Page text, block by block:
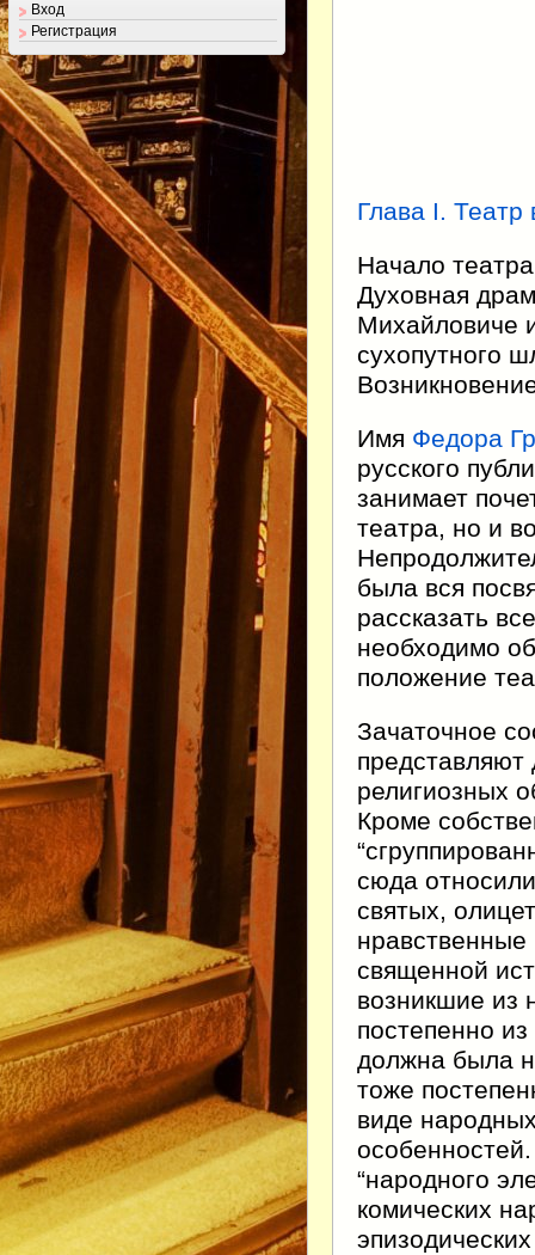
Глава I. Театр
Начало
Духовная
Михайловиче
сухопутного
Имя Федора
русского
занимает
театра, но и
была вся
рассказать
необходимо
положение
Зачаточное
религиозных
Кроме
сюда
святых,
священной
возникшие из
постепенно
должна была
тоже
виде
“народного
комических
Вход
Регистрация